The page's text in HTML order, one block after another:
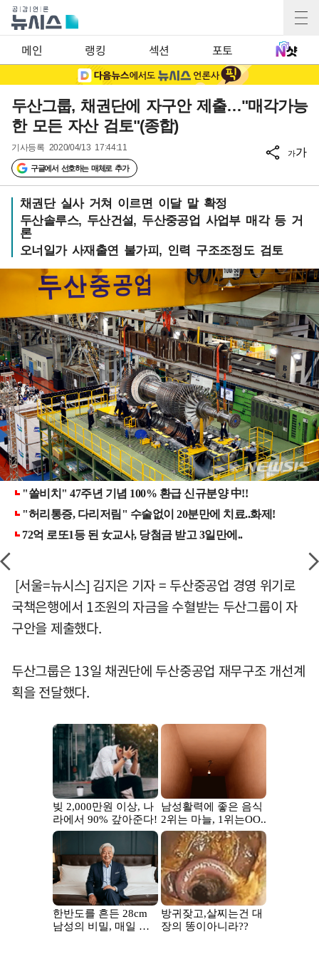
메인 랭킹 섹션 포토
두산그룹, 채권단에 자구안 제출…"매각가능
한 모든 자산 검토"(종합)
기사등록 2020/04/13 17:44:11
구글에서 선호하는 매체로 추가
가가
채권단 실사 거쳐 이르면 이달 말 확정
두산솔루스, 두산건설, 두산중공업 사업부 매각 등 거
론
오너일가 사재출연 불가피, 인력 구조조정도 검토
[서울=뉴시스] 김지은 기자 = 두산중공업 경영 위기로
국책은행에서 1조원의 자금을 수혈받는 두산그룹이 자
구안을 제출했다.
두산그룹은 13일 채권단에 두산중공업 재무구조 개선계
획을 전달했다.